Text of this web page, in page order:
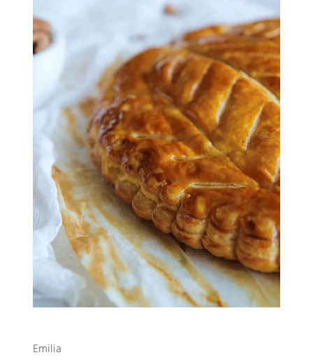
Emilia